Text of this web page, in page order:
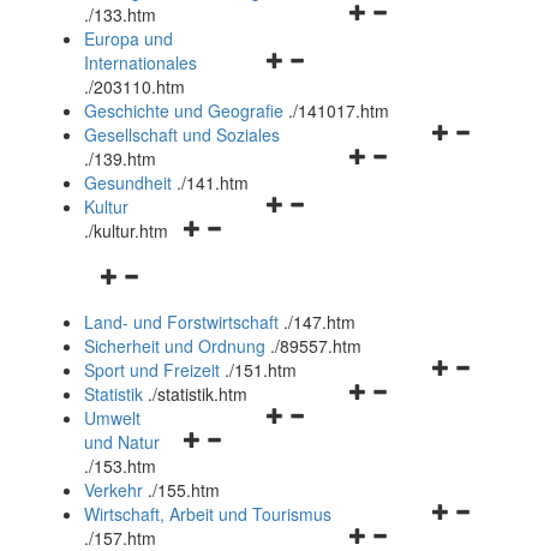
Navigationsmenü
./133.htm
Navigationsmenü
und
schließen
Europa und
Internationales
./203110.htm
Geschichte und Geografie ./141017.htm
Navigationsmenü
Gesellschaft und Soziales
./139.htm
Navigationsmenü
Gesundheit ./141.htm
Navigationsmenü
Kultur
./kultur.htm
Navigationsmenü
und
schließen
Land- und Forstwirtschaft ./147.htm
Sicherheit und Ordnung ./89557.htm
Navigationsmenü
Sport und Freizeit ./151.htm
Navigationsmenü
Statistik ./statistik.htm
Navigationsmenü
und
schließen
Umwelt
und Natur
./153.htm
Verkehr ./155.htm
Navigationsmenü
Wirtschaft, Arbeit und Tourismus
./157.htm